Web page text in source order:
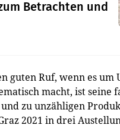
Betrachten und
guten Ruf, wenn es
macht, ist seine
zu unzähligen
2021 in drei